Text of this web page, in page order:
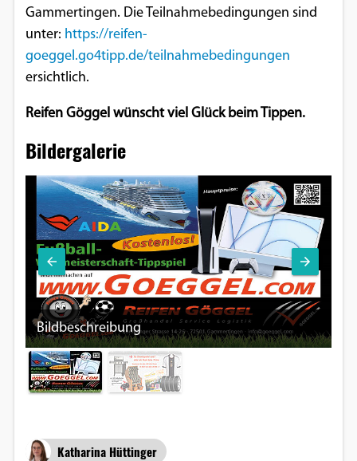
Gammertingen. Die Teilnahmebedingungen sind
unter: https://reifen-
goeggel.go4tipp.de/teilnahmebedingungen
ersichtlich.
Reifen Göggel wünscht viel Glück beim Tippen.
Bildergalerie
Bildbeschreibung
Katharina Hüttinger